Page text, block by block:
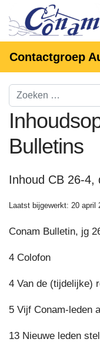
Contactgroep
Bulletins
Inhoud CB 26-4,
Laatst bijgewerkt: 20 april
Conam Bulletin, jg
4 Colofon
4 Van de (tijdelijke)
5 Vijf Conam-leden
13 Nieuwe leden